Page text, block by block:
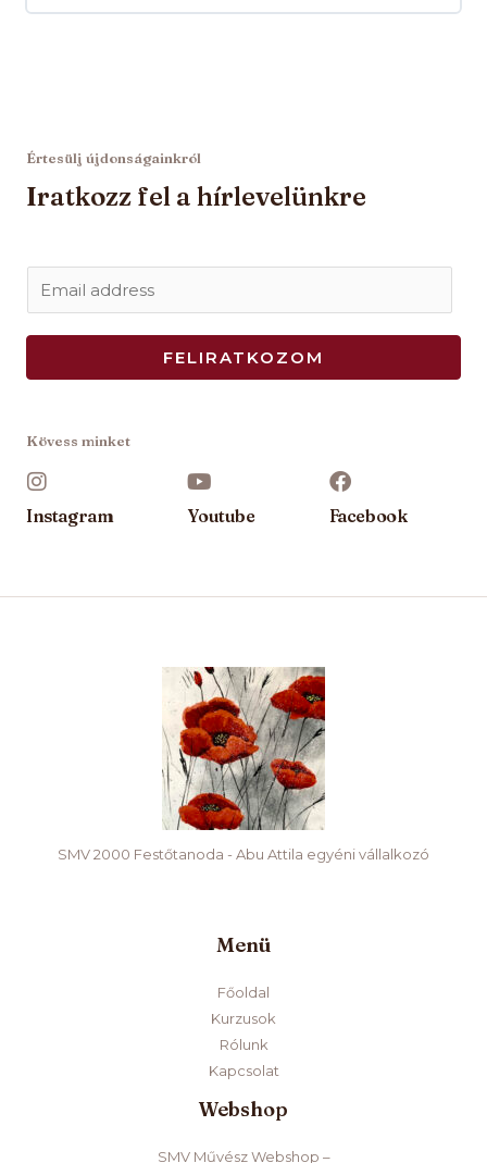
Értesülj újdonságainkról
Iratkozz fel a hírlevelünkre
m
a
FELIRATKOZOM
Kövess minket
Instagram Youtube Facebook
SMV 2000 Festőtanoda - Abu Attila egyéni vállalkozó
Menü
Főoldal
Kurzusok
Rólunk
Kapcsolat
Webshop
SMV Művész Webshop –